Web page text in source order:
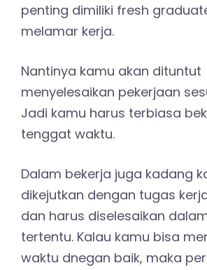
penting dimiliki fresh
melamar kerja.
Nantinya kamu akan dituntut
menyelesaikan pekerjaan
Jadi kamu harus terbiasa
tenggat waktu.
Dalam bekerja juga kadang
dikejutkan dengan tugas
dan harus diselesaikan
tertentu. Kalau kamu bisa
waktu dnegan baik, maka